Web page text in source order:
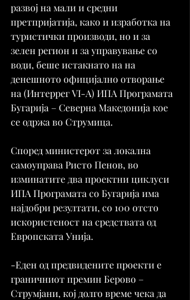
развој на мали и средни
претпријатија, како и изработка на
туристички производи, но и за
зелен регион и за управување со
води, беше истакнато на на
денешното официјално отворање
на (Интеррег VI-A) ИПА Програмата
Бугарија – Северна Македонија кое
се одржа во Струмица.
Според министерот за локална
самоуправа Ристо Пенов, во
изминатите два проектни циклуси
ИПА Програмата со Бугарија има
најдобри резултати, со 100 отсто
искористеност на средствата од
Европската Унија.
-Еден од предвидените проекти е
граничниот премин Берово –
Струмјани, кој долго време чека да